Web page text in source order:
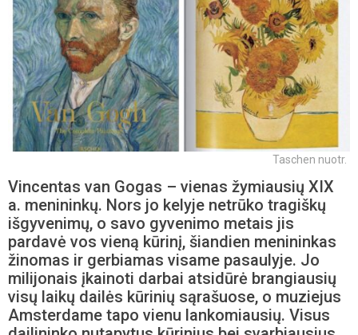
Taschen nuotr.
Vincentas van Gogas – vienas žymiausių XIX
a. menininkų. Nors jo kelyje netrūko tragiškų
išgyvenimų, o savo gyvenimo metais jis
pardavė vos vieną kūrinį, šiandien menininkas
žinomas ir gerbiamas visame pasaulyje. Jo
milijonais įkainoti darbai atsidūrė brangiausių
visų laikų dailės kūrinių sąrašuose, o muziejus
Amsterdame tapo vienu lankomiausių. Visus